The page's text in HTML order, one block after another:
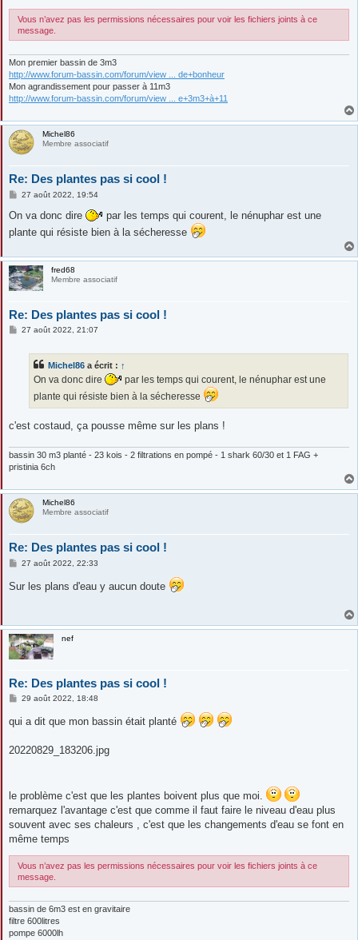
Vous n’avez pas les permissions nécessaires pour voir les fichiers joints à ce
message.
Mon premier bassin de 3m3
http://www.forum-bassin.com/forum/view ... de+bonheur
Mon agrandissement pour passer à 11m3
http://www.forum-bassin.com/forum/view ... e+3m3+à+11
Michel86
Membre associatif
Re: Des plantes pas si cool !
M
s
a
27 août 2022, 19:54
On va donc dire
par les temps qui courent, le nénuphar est une
plante qui résiste bien à la sécheresse
fred68
Membre associatif
Re: Des plantes pas si cool !
M27 août 2022, 21:07
Michel86 a écrit : ↑
On va donc dire
par les temps qui courent, le nénuphar est une
plante qui résiste bien à la sécheresse
c'est costaud, ça pousse même sur les plans !
bassin 30 m3 planté - 23 kois - 2 filtrations en pompé - 1 shark 60/30 et 1 FAG +
pristinia 6ch
Michel86
Membre associatif
Re: Des plantes pas si cool !
M
s
27 août 2022, 22:33
Sur les plans d'eau y aucun doute
nef
Re: Des plantes pas si cool !
M
s
s
g
e
29 août 2022, 18:48
qui a dit que mon bassin était planté
20220829_183206.jpg
le problème c'est que les plantes boivent plus que moi.
remarquez l'avantage c'est que comme il faut faire le niveau d'eau plus
souvent avec ses chaleurs , c'est que les changements d'eau se font en
même temps
Vous n’avez pas les permissions nécessaires pour voir les fichiers joints à ce
message.
bassin de 6m3 est en gravitaire
filtre 600litres
pompe 6000lh